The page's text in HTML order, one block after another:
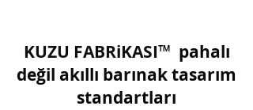
KUZU FABRiKASI™ pahalı
değil akıllı barınak tasarım
standartları